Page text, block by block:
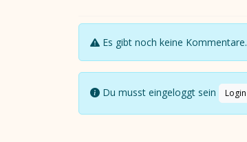
Es gibt noch keine Kommentare.
Du musst eingeloggt sein Login